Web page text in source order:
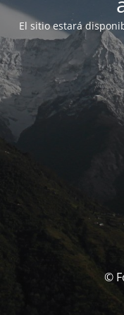
El sitio estará
©